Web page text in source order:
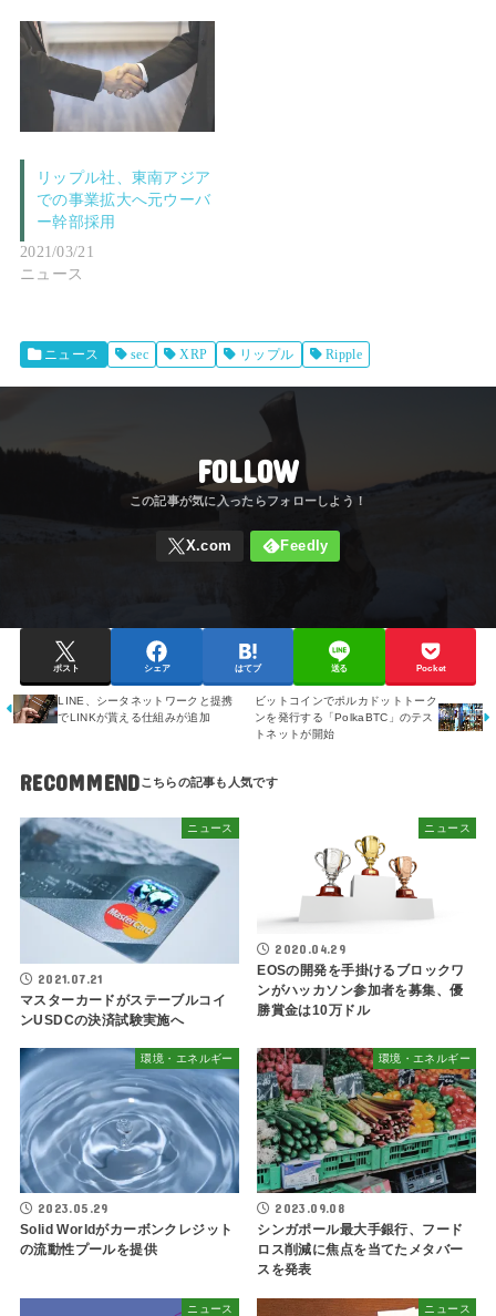
リップル社、東南アジア
での事業拡大へ元ウーバ
ー幹部採用
2021/03/21
ニュース
ニュース sec XRP リップル Ripple
FOLLOW
ポスト シェア はてブ 送る Pocket
LINE、シータネットワークと提携
でLINKが貰える仕組みが追加
ビットコインでポルカドットトーク
ンを発行する「PolkaBTC」のテス
トネットが開始
RECOMMEND
ニュース
2021.07.21
マスターカードがステーブルコイ
ンUSDCの決済試験実施へ
ニュース
2020.04.29
EOSの開発を手掛けるブロックワ
ンがハッカソン参加者を募集、優
勝賞金は10万ドル
環境・エネルギー
2023.05.29
Solid Worldがカーボンクレジット
の流動性プールを提供
環境・エネルギー
2023.09.08
シンガポール最大手銀行、フード
ロス削減に焦点を当てたメタバー
スを発表
ニュース ニュース